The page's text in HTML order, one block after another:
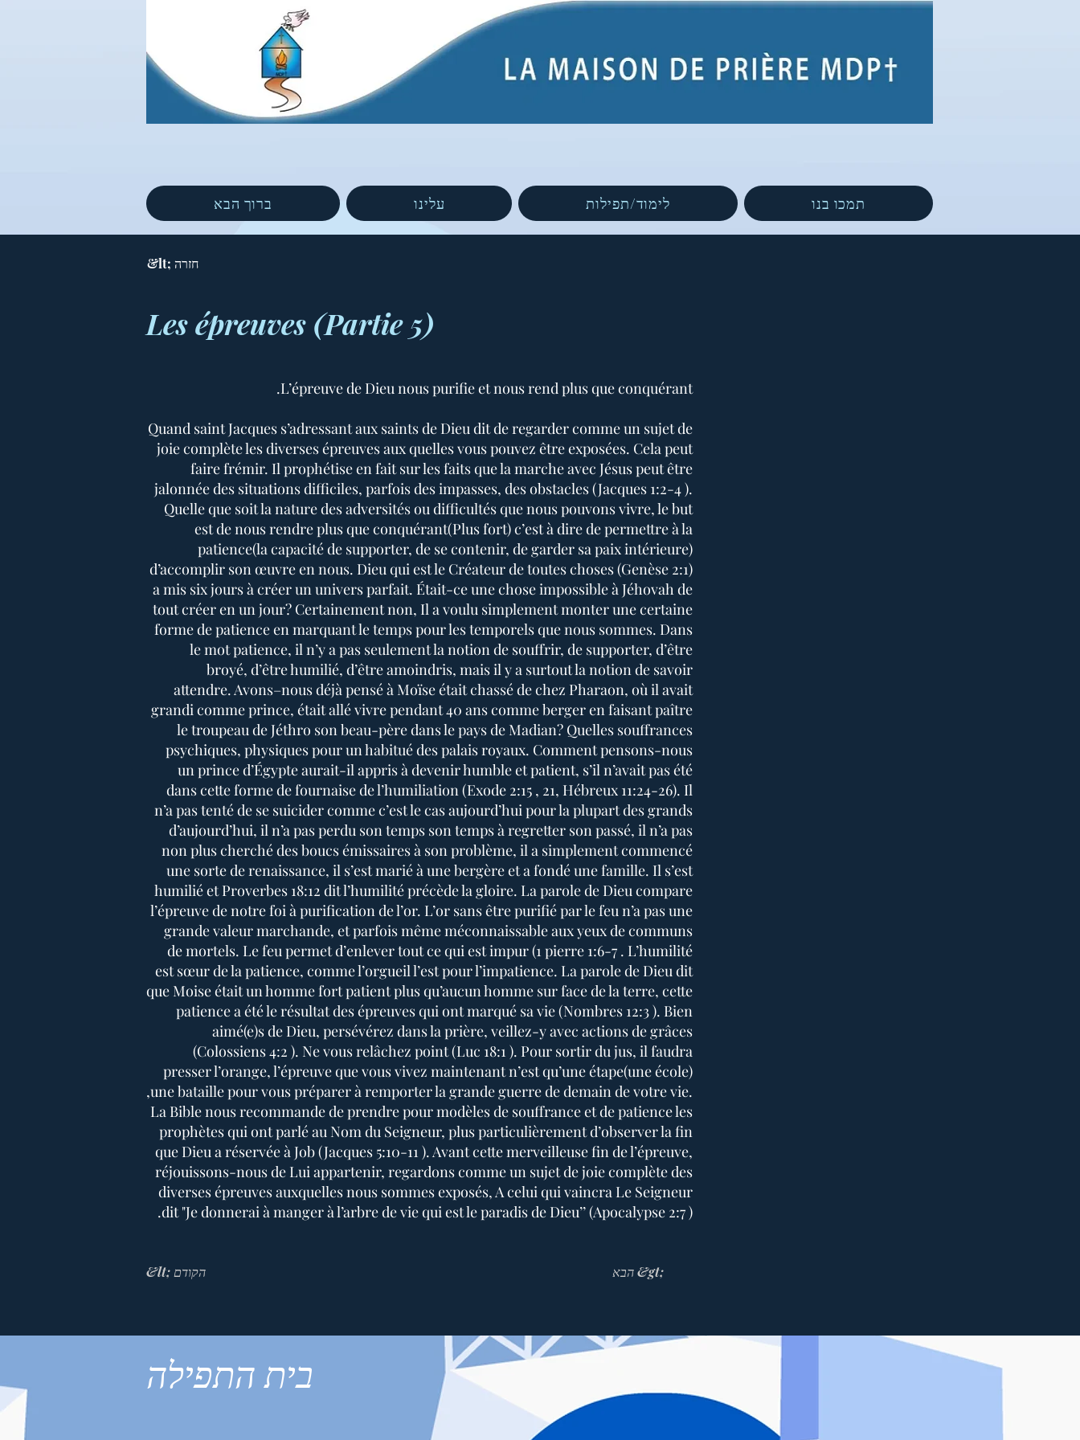
ברוך הבא עלינו לימוד/תפילות תמכו בנו
&lt; חזרה
Les épreuves (Partie 5)
L’épreuve de Dieu nous purifie et nous rend plus que conquérant.
Quand saint Jacques s’adressant aux saints de Dieu dit de regarder comme un sujet de
joie complète les diverses épreuves aux quelles vous pouvez être exposées. Cela peut
faire frémir. Il prophétise en fait sur les faits que la marche avec Jésus peut être
jalonnée des situations difficiles, parfois des impasses, des obstacles (Jacques 1:2-4 ).
Quelle que soit la nature des adversités ou difficultés que nous pouvons vivre, le but
est de nous rendre plus que conquérant(Plus fort) c’est à dire de permettre à la
patience(la capacité de supporter, de se contenir, de garder sa paix intérieure)
d’accomplir son œuvre en nous. Dieu qui est le Créateur de toutes choses (Genèse 2:1)
a mis six jours à créer un univers parfait. Était-ce une chose impossible à Jéhovah de
tout créer en un jour? Certainement non, Il a voulu simplement monter une certaine
forme de patience en marquant le temps pour les temporels que nous sommes. Dans
le mot patience, il n’y a pas seulement la notion de souffrir, de supporter, d’être
broyé, d’être humilié, d’être amoindris, mais il y a surtout la notion de savoir
attendre. Avons–nous déjà pensé à Moïse était chassé de chez Pharaon, où il avait
grandi comme prince, était allé vivre pendant 40 ans comme berger en faisant paître
le troupeau de Jéthro son beau-père dans le pays de Madian? Quelles souffrances
psychiques, physiques pour un habitué des palais royaux. Comment pensons-nous
un prince d’Égypte aurait-il appris à devenir humble et patient, s’il n’avait pas été
dans cette forme de fournaise de l’humiliation (Exode 2:15 , 21, Hébreux 11:24-26). Il
n’a pas tenté de se suicider comme c’est le cas aujourd’hui pour la plupart des grands
d’aujourd’hui, il n’a pas perdu son temps son temps à regretter son passé, il n’a pas
non plus cherché des boucs émissaires à son problème, il a simplement commencé
une sorte de renaissance, il s’est marié à une bergère et a fondé une famille. Il s’est
humilié et Proverbes 18:12 dit l’humilité précède la gloire. La parole de Dieu compare
l’épreuve de notre foi à purification de l’or. L’or sans être purifié par le feu n’a pas une
grande valeur marchande, et parfois même méconnaissable aux yeux de communs
de mortels. Le feu permet d’enlever tout ce qui est impur (1 pierre 1:6-7 . L’humilité
est sœur de la patience, comme l’orgueil l’est pour l’impatience. La parole de Dieu dit
que Moise était un homme fort patient plus qu’aucun homme sur face de la terre, cette
patience a été le résultat des épreuves qui ont marqué sa vie (Nombres 12:3 ). Bien
aimé(e)s de Dieu, persévérez dans la prière, veillez-y avec actions de grâces
(Colossiens 4:2 ). Ne vous relâchez point (Luc 18:1 ). Pour sortir du jus, il faudra
presser l’orange, l’épreuve que vous vivez maintenant n’est qu’une étape(une école)
,une bataille pour vous préparer à remporter la grande guerre de demain de votre vie.
La Bible nous recommande de prendre pour modèles de souffrance et de patience les
prophètes qui ont parlé au Nom du Seigneur, plus particulièrement d’observer la fin
que Dieu a réservée à Job (Jacques 5:10-11 ). Avant cette merveilleuse fin de l’épreuve,
réjouissons-nous de Lui appartenir, regardons comme un sujet de joie complète des
diverses épreuves auxquelles nous sommes exposés, A celui qui vaincra Le Seigneur
dit "Je donnerai à manger à l’arbre de vie qui est le paradis de Dieu’’ (Apocalypse 2:7 ).
&lt; הקודם הבא &gt;
בית התפילה